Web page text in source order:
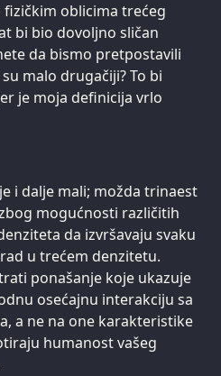
fizičkim oblicima trećeg
bi bio dovoljno sličan
da bismo pretpostavili
malo drugačiji? To bi
je moja definicija vrlo
i dalje mali; možda trinaest
mogućnosti različitih
da izvršavaju svaku
u trećem denzitetu.
ponašanje koje ukazuje
osećajnu interakciju sa
a ne na one karakteristike
humanost vašeg